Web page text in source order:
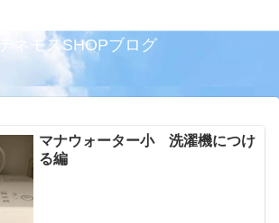
テネモスSHOPブログ
マナウォーター小 洗濯機につけ
る編